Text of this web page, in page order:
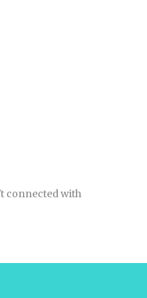
connected with